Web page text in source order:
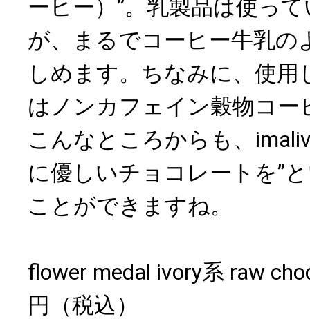
ーヒー）”。乳製品は使っ
が、まるでコーヒー牛乳の
しめます。ちなみに、使
はノンカフェイン穀物コー
こんなところからも、
に優しいチョコレートを”
ことができますね。
flower medal ivory系 raw
円（税込）